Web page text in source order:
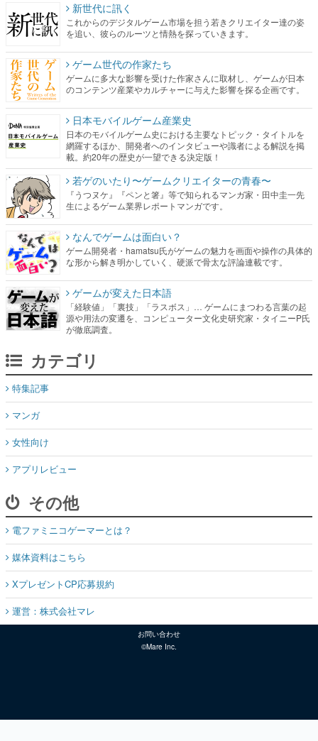
新世代に訊く
これからのデジタルゲーム市場を担う若きクリエイター達の姿
を追い、彼らのルーツと情熱を探っていきます。
ゲーム世代の作家たち
ゲームに多大な影響を受けた作家さんに取材し、ゲームが日本
のコンテンツ産業やカルチャーに与えた影響を探る企画です。
日本モバイルゲーム産業史
日本のモバイルゲーム史における主要なトピック・タイトルを
網羅するほか、開発者へのインタビューや識者による解説を掲
載。約20年の歴史が一望できる決定版！
若ゲのいたり〜ゲームクリエイターの青春〜
『うつヌケ』『ペンと箸』等で知られるマンガ家・田中圭一先
生によるゲーム業界レポートマンガです。
なんでゲームは面白い？
ゲーム開発者・hamatsu氏がゲームの魅力を画面や操作の具体的
な形から解き明かしていく、硬派で骨太な評論連載です。
ゲームが変えた日本語
「経験値」「裏技」「ラスボス」… ゲームにまつわる言葉の起
源や用法の変遷を、コンピューター文化史研究家・タイニーP氏
が徹底調査。
カテゴリ
特集記事
マンガ
女性向け
アプリレビュー
その他
電ファミニコゲーマーとは？
媒体資料はこちら
XプレゼントCP応募規約
運営：株式会社マレ
お問い合わせ
©Mare Inc.